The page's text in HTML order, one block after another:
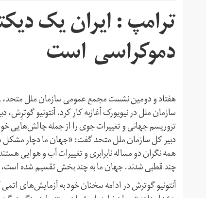
ترامپ : ایران یک
دموکراسی است
سازمان ملل در نیویورک آغازبه کار کرد. آنتونیو
تروریسم جهانی و تغییرات جوی را از جمله چالش‌هایی
دبیر کل سازمان ملل متحد گفت: «جهان ما دچار مشکل
همه نگران دو مساله نابرابری و تغییرات آب و هوایی
چند قطبی شدند. جهان ما به چند بخش تقسیم شده است،
آنتونیو گوترش در ادامه سخنان خود به آزمایش‌های